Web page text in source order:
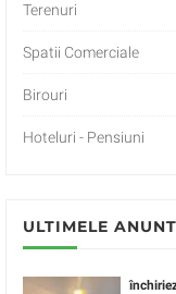
Terenuri
Spatii Comerciale
Birouri
Hoteluri - Pensiuni
ULTIMELE